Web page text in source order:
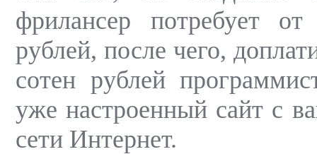
фрилансер потребует
рублей, после чего,
сотен рублей
уже настроенный сайт с
сети Интернет.